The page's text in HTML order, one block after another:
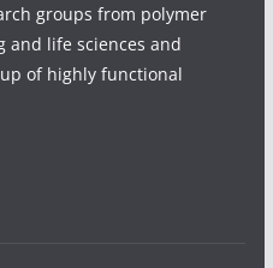
groups from polymer
and life sciences and
of highly functional